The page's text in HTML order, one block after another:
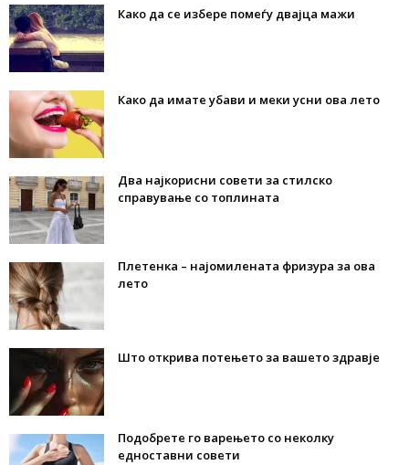
Како да се избере помеѓу двајца мажи
Како да имате убави и меки усни ова лето
Два најкорисни совети за стилско
справување со топлината
Плетенка – најомилената фризура за ова
лето
Што открива потењето за вашето здравје
Подобрете го варењето со неколку
едноставни совети